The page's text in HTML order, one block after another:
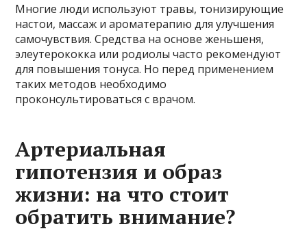
Многие люди используют травы, тонизирующие
настои, массаж и ароматерапию для улучшения
самочувствия. Средства на основе женьшеня,
элеутерококка или родиолы часто рекомендуют
для повышения тонуса. Но перед применением
таких методов необходимо
проконсультироваться с врачом.
Артериальная
гипотензия и образ
жизни: на что стоит
обратить внимание?